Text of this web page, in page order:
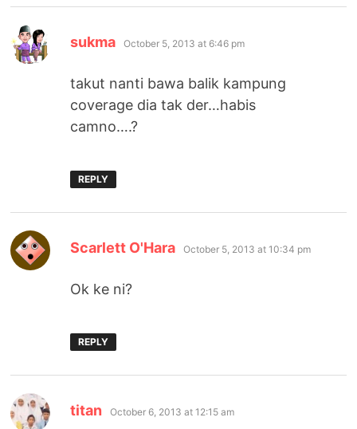
sukma says:
October 5, 2013 at 6:46 pm
takut nanti bawa balik kampung
coverage dia tak der…habis
camno….?
REPLY
Scarlett O'Hara says:
October 5, 2013 at 10:34 pm
Ok ke ni?
REPLY
titan says:
October 6, 2013 at 12:15 am